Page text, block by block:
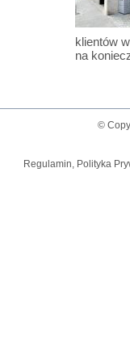
klientów
na
©
Regulamin, Polityka